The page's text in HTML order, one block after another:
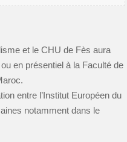
et le CHU de Fès aura
en présentiel à la Faculté de
entre l’Institut Européen du
notamment dans le